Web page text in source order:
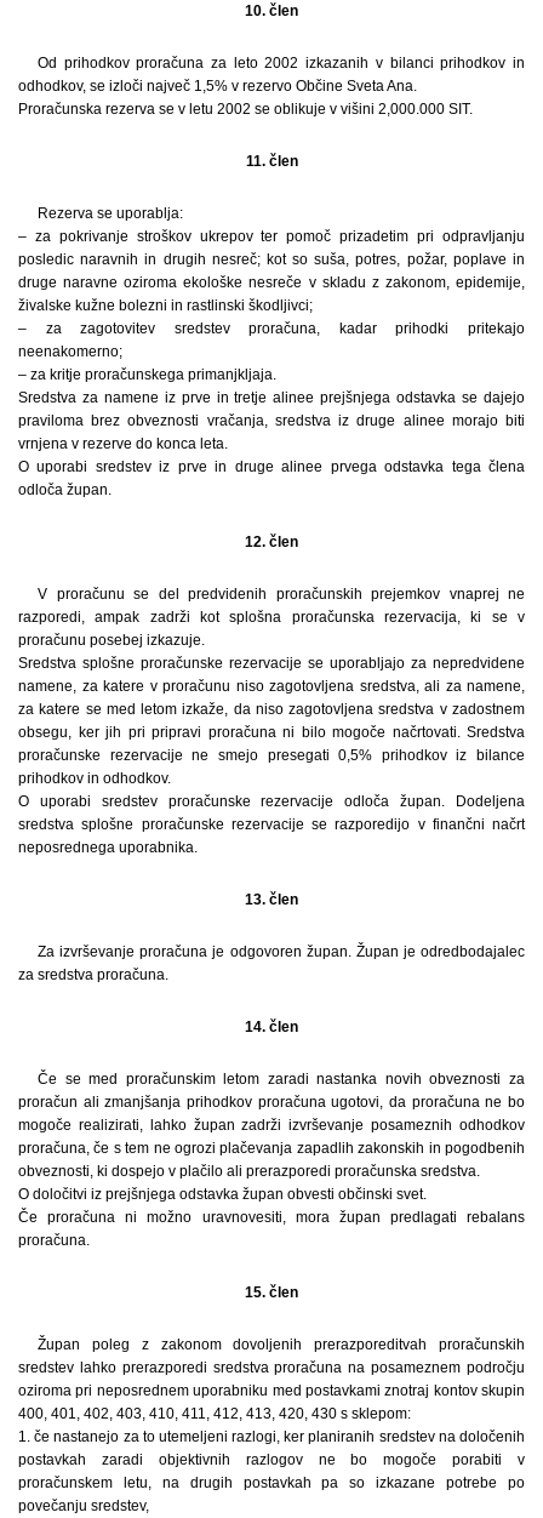
10. člen
Od prihodkov proračuna za leto 2002 izkazanih v bilanci prihodkov in
odhodkov, se izloči največ 1,5% v rezervo Občine Sveta Ana.
Proračunska rezerva se v letu 2002 se oblikuje v višini 2,000.000 SIT.
11. člen
Rezerva se uporablja:
– za pokrivanje stroškov ukrepov ter pomoč prizadetim pri odpravljanju
posledic naravnih in drugih nesreč; kot so suša, potres, požar, poplave in
druge naravne oziroma ekološke nesreče v skladu z zakonom, epidemije,
živalske kužne bolezni in rastlinski škodljivci;
– za zagotovitev sredstev proračuna, kadar prihodki pritekajo
neenakomerno;
– za kritje proračunskega primanjkljaja.
Sredstva za namene iz prve in tretje alinee prejšnjega odstavka se dajejo
praviloma brez obveznosti vračanja, sredstva iz druge alinee morajo biti
vrnjena v rezerve do konca leta.
O uporabi sredstev iz prve in druge alinee prvega odstavka tega člena
odloča župan.
12. člen
V proračunu se del predvidenih proračunskih prejemkov vnaprej ne
razporedi, ampak zadrži kot splošna proračunska rezervacija, ki se v
proračunu posebej izkazuje.
Sredstva splošne proračunske rezervacije se uporabljajo za nepredvidene
namene, za katere v proračunu niso zagotovljena sredstva, ali za namene,
za katere se med letom izkaže, da niso zagotovljena sredstva v zadostnem
obsegu, ker jih pri pripravi proračuna ni bilo mogoče načrtovati. Sredstva
proračunske rezervacije ne smejo presegati 0,5% prihodkov iz bilance
prihodkov in odhodkov.
O uporabi sredstev proračunske rezervacije odloča župan. Dodeljena
sredstva splošne proračunske rezervacije se razporedijo v finančni načrt
neposrednega uporabnika.
13. člen
Za izvrševanje proračuna je odgovoren župan. Župan je odredbodajalec
za sredstva proračuna.
14. člen
Če se med proračunskim letom zaradi nastanka novih obveznosti za
proračun ali zmanjšanja prihodkov proračuna ugotovi, da proračuna ne bo
mogoče realizirati, lahko župan zadrži izvrševanje posameznih odhodkov
proračuna, če s tem ne ogrozi plačevanja zapadlih zakonskih in pogodbenih
obveznosti, ki dospejo v plačilo ali prerazporedi proračunska sredstva.
O določitvi iz prejšnjega odstavka župan obvesti občinski svet.
Če proračuna ni možno uravnovesiti, mora župan predlagati rebalans
proračuna.
15. člen
Župan poleg z zakonom dovoljenih prerazporeditvah proračunskih
sredstev lahko prerazporedi sredstva proračuna na posameznem področju
oziroma pri neposrednem uporabniku med postavkami znotraj kontov skupin
400, 401, 402, 403, 410, 411, 412, 413, 420, 430 s sklepom:
1. če nastanejo za to utemeljeni razlogi, ker planiranih sredstev na določenih
postavkah zaradi objektivnih razlogov ne bo mogoče porabiti v
proračunskem letu, na drugih postavkah pa so izkazane potrebe po
povečanju sredstev,